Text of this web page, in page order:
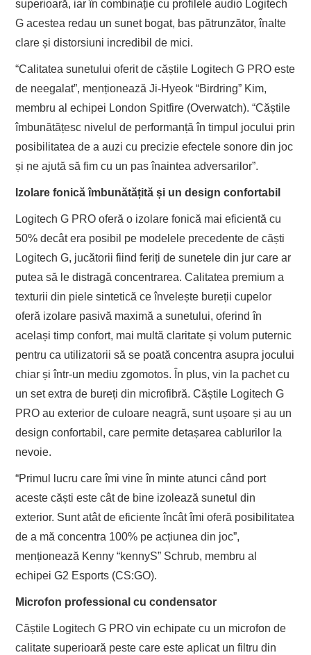
superioară, iar în combinație cu profilele audio Logitech
G acestea redau un sunet bogat, bas pătrunzător, înalte
clare și distorsiuni incredibil de mici.
“Calitatea sunetului oferit de căștile Logitech G PRO este
de neegalat”, menționează Ji-Hyeok “Birdring” Kim,
membru al echipei London Spitfire (Overwatch). “Căștile
îmbunătățesc nivelul de performanță în timpul jocului prin
posibilitatea de a auzi cu precizie efectele sonore din joc
și ne ajută să fim cu un pas înaintea adversarilor”.
Izolare fonică îmbunătățită și un design confortabil
Logitech G PRO oferă o izolare fonică mai eficientă cu
50% decât era posibil pe modelele precedente de căști
Logitech G, jucătorii fiind feriți de sunetele din jur care ar
putea să le distragă concentrarea. Calitatea premium a
texturii din piele sintetică ce învelește bureții cupelor
oferă izolare pasivă maximă a sunetului, oferind în
același timp confort, mai multă claritate și volum puternic
pentru ca utilizatorii să se poată concentra asupra jocului
chiar și într-un mediu zgomotos. În plus, vin la pachet cu
un set extra de bureți din microfibră. Căștile Logitech G
PRO au exterior de culoare neagră, sunt ușoare și au un
design confortabil, care permite detașarea cablurilor la
nevoie.
“Primul lucru care îmi vine în minte atunci când port
aceste căști este cât de bine izolează sunetul din
exterior. Sunt atât de eficiente încât îmi oferă posibilitatea
de a mă concentra 100% pe acțiunea din joc”,
menționează Kenny “kennyS” Schrub, membru al
echipei G2 Esports (CS:GO).
Microfon professional cu condensator
Căștile Logitech G PRO vin echipate cu un microfon de
calitate superioară peste care este aplicat un filtru din